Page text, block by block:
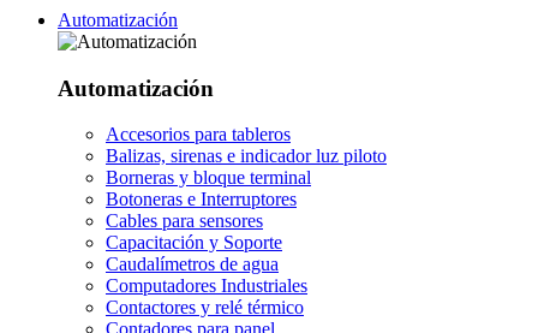
Automatización
Automatización
Accesorios para tableros
Balizas, sirenas e indicador luz piloto
Borneras y bloque terminal
Botoneras e Interruptores
Cables para sensores
Capacitación y Soporte
Caudalímetros de agua
Computadores Industriales
Contactores y relé térmico